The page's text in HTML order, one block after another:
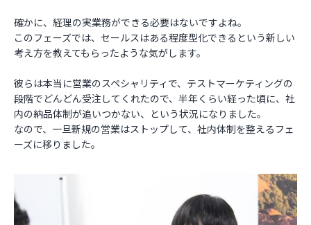
確かに、経理の実業務ができる必要はないですよね。
このフェーズでは、セールスはある程度型化できるという新しい
考え方を教えてもらったような気がします。
彼らは本当に営業のスペシャリティで、テストマーケティングの
段階でどんどん受注してくれたので、半年くらい経った頃に、社
内の納品体制が追いつかない、という状況になりました。
なので、一旦新規の営業はストップして、社内体制を整えるフェ
ーズに移りました。